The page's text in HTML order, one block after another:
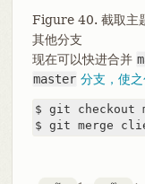
Figure 40. 截取主
其他分支
现在可以快进合并
master 分支，使
$ git checkout
$ git merge